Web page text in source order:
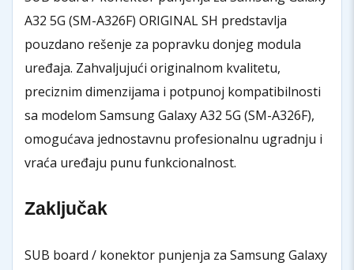
A32 5G (SM-A326F) ORIGINAL SH predstavlja
pouzdano rešenje za popravku donjeg modula
uređaja. Zahvaljujući originalnom kvalitetu,
preciznim dimenzijama i potpunoj kompatibilnosti
sa modelom Samsung Galaxy A32 5G (SM-A326F),
omogućava jednostavnu profesionalnu ugradnju i
vraća uređaju punu funkcionalnost.
Zaključak
SUB board / konektor punjenja za Samsung Galaxy